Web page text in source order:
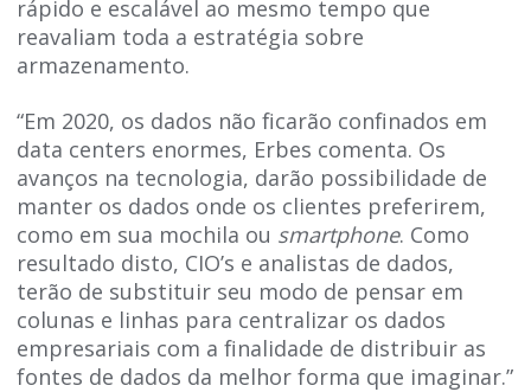
rápido e escalável ao mesmo tempo que
reavaliam toda a estratégia sobre
armazenamento.
“Em 2020, os dados não ficarão confinados em
data centers enormes, Erbes comenta. Os
avanços na tecnologia, darão possibilidade de
manter os dados onde os clientes preferirem,
como em sua mochila ou smartphone. Como
resultado disto, CIO’s e analistas de dados,
terão de substituir seu modo de pensar em
colunas e linhas para centralizar os dados
empresariais com a finalidade de distribuir as
fontes de dados da melhor forma que imaginar.”